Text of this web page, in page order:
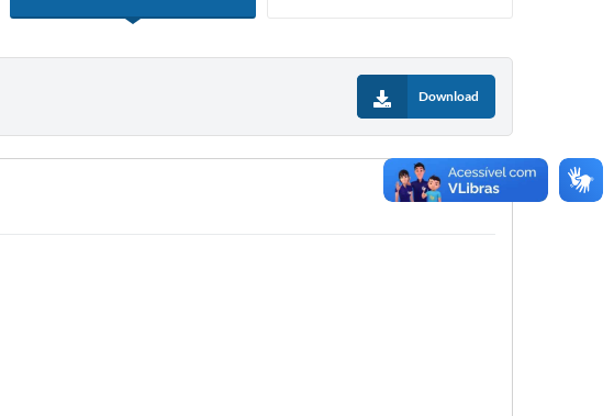
Download